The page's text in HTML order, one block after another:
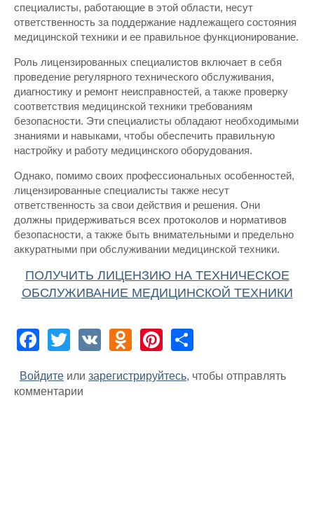
специалисты, работающие в этой области, несут
ответственность за поддержание надлежащего состояния
медицинской техники и ее правильное функционирование.
Роль лицензированных специалистов включает в себя
проведение регулярного технического обслуживания,
диагностику и ремонт неисправностей, а также проверку
соответствия медицинской техники требованиям
безопасности. Эти специалисты обладают необходимыми
знаниями и навыками, чтобы обеспечить правильную
настройку и работу медицинского оборудования.
Однако, помимо своих профессиональных особенностей,
лицензированные специалисты также несут
ответственность за свои действия и решения. Они
должны придерживаться всех протоколов и нормативов
безопасности, а также быть внимательными и предельно
аккуратными при обслуживании медицинской техники.
ПОЛУЧИТЬ ЛИЦЕНЗИЮ НА ТЕХНИЧЕСКОЕ
ОБСЛУЖИВАНИЕ МЕДИЦИНСКОЙ ТЕХНИКИ
Facebook
Twitter
VK Odnoklassniki
Pinterest
Войдите или зарегистрируйтесь, чтобы отправлять
комментарии